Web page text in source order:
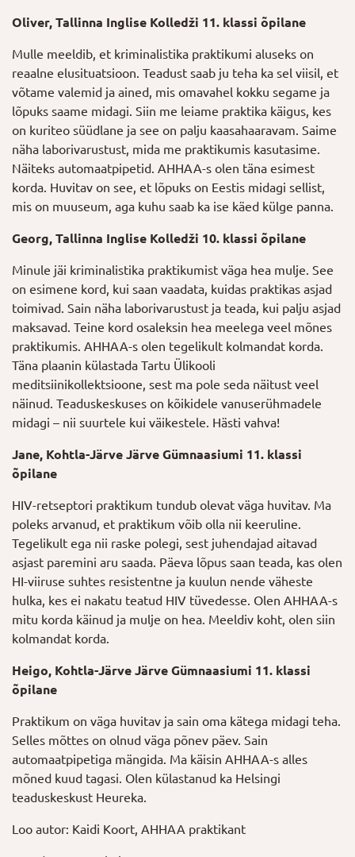
Oliver, Tallinna Inglise Kolledži 11. klassi õpilane
Mulle meeldib, et kriminalistika praktikumi aluseks on
reaalne elusituatsioon. Teadust saab ju teha ka sel viisil, et
võtame valemid ja ained, mis omavahel kokku segame ja
lõpuks saame midagi. Siin me leiame praktika käigus, kes
on kuriteo süüdlane ja see on palju kaasahaaravam. Saime
näha laborivarustust, mida me praktikumis kasutasime.
Näiteks automaatpipetid. AHHAA-s olen täna esimest
korda. Huvitav on see, et lõpuks on Eestis midagi sellist,
mis on muuseum, aga kuhu saab ka ise käed külge panna.
Georg, Tallinna Inglise Kolledži 10. klassi õpilane
Minule jäi kriminalistika praktikumist väga hea mulje. See
on esimene kord, kui saan vaadata, kuidas praktikas asjad
toimivad. Sain näha laborivarustust ja teada, kui palju asjad
maksavad. Teine kord osaleksin hea meelega veel mõnes
praktikumis. AHHAA-s olen tegelikult kolmandat korda.
Täna plaanin külastada Tartu Ülikooli
meditsiinikollektsioone, sest ma pole seda näitust veel
näinud. Teaduskeskuses on kõikidele vanuserühmadele
midagi – nii suurtele kui väikestele. Hästi vahva!
Jane, Kohtla-Järve Järve Gümnaasiumi 11. klassi
õpilane
HIV-retseptori praktikum tundub olevat väga huvitav. Ma
poleks arvanud, et praktikum võib olla nii keeruline.
Tegelikult ega nii raske polegi, sest juhendajad aitavad
asjast paremini aru saada. Päeva lõpus saan teada, kas olen
HI-viiruse suhtes resistentne ja kuulun nende väheste
hulka, kes ei nakatu teatud HIV tüvedesse. Olen AHHAA-s
mitu korda käinud ja mulje on hea. Meeldiv koht, olen siin
kolmandat korda.
Heigo, Kohtla-Järve Järve Gümnaasiumi 11. klassi
õpilane
Praktikum on väga huvitav ja sain oma kätega midagi teha.
Selles mõttes on olnud väga põnev päev. Sain
automaatpipetiga mängida. Ma käisin AHHAA-s alles
mõned kuud tagasi. Olen külastanud ka Helsingi
teaduskeskust Heureka.
Loo autor: Kaidi Koort, AHHAA praktikant